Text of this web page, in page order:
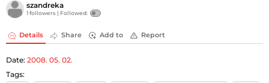
szandreka
1 followers | Followed:
Details Share Add to Report
Date: 2008. 05. 02.
Tags: